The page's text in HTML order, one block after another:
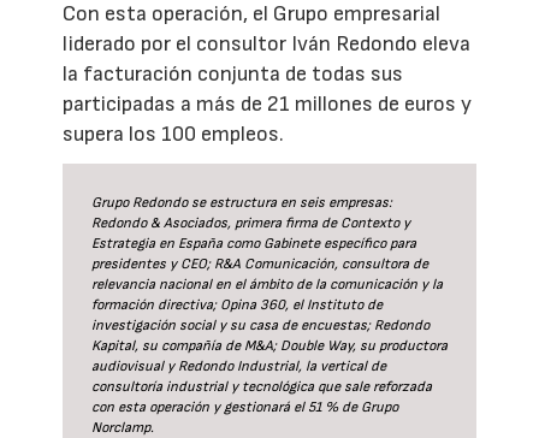
Con esta operación, el Grupo empresarial
liderado por el consultor Iván Redondo eleva
la facturación conjunta de todas sus
participadas a más de 21 millones de euros y
supera los 100 empleos.
Grupo Redondo se estructura en seis empresas:
Redondo & Asociados, primera firma de Contexto y
Estrategia en España como Gabinete específico para
presidentes y CEO; R&A Comunicación, consultora de
relevancia nacional en el ámbito de la comunicación y la
formación directiva; Opina 360, el Instituto de
investigación social y su casa de encuestas; Redondo
Kapital, su compañía de M&A; Double Way, su productora
audiovisual y Redondo Industrial, la vertical de
consultoría industrial y tecnológica que sale reforzada
con esta operación y gestionará el 51 % de Grupo
Norclamp.